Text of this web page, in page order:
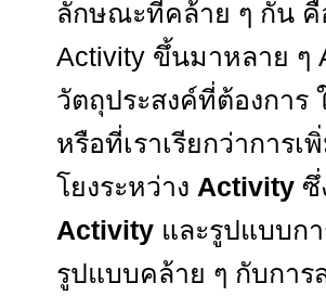
ลักษณะที่คล้าย ๆ กัน คื
Activity ขึ้นมาหลาย ๆ
วัตถุประสงค์ที่ต้องการ
หรือที่เราเรียกว่าการ
โยงระหว่าง Activity ซึ่
Activity และรูปแบบก
รูปแบบคล้าย ๆ กับการ